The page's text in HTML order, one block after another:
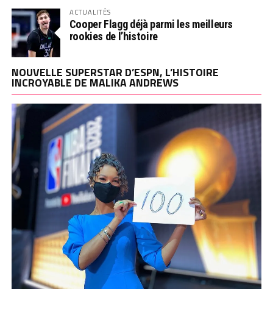
ACTUALITÉS
Cooper Flagg déjà parmi les meilleurs
rookies de l’histoire
NOUVELLE SUPERSTAR D’ESPN, L’HISTOIRE
INCROYABLE DE MALIKA ANDREWS